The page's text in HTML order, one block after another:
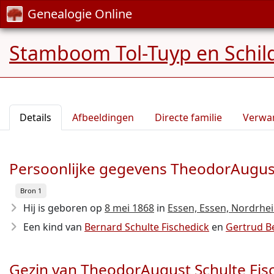
Genealogie Online
Stamboom Tol-Tuyp en
Details Afbeeldingen Directe familie
Persoonlijke gegevens
Bron 1
Hij is geboren op 8 mei 1868 in Essen, Essen,
Een kind van Bernard Schulte Fischedick en Gertrud
Gezin van TheodorAugust Schulte